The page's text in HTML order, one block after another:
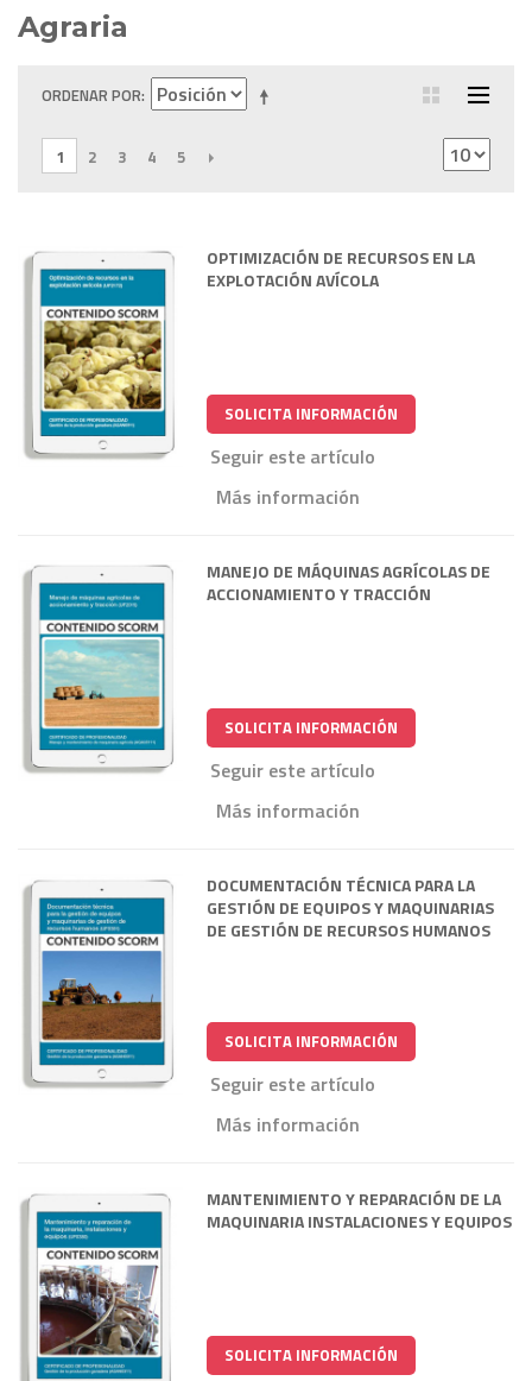
Agraria
ORDENAR POR
1 2 3 4 5 SIGUIENTE
OPTIMIZACIÓN DE RECURSOS EN LA
EXPLOTACIÓN AVÍCOLA
SOLICITA INFORMACIÓN
Seguir este artículo
Más información
MANEJO DE MÁQUINAS AGRÍCOLAS DE
ACCIONAMIENTO Y TRACCIÓN
SOLICITA INFORMACIÓN
Seguir este artículo
Más información
DOCUMENTACIÓN TÉCNICA PARA LA
GESTIÓN DE EQUIPOS Y MAQUINARIAS
DE GESTIÓN DE RECURSOS HUMANOS
SOLICITA INFORMACIÓN
Seguir este artículo
Más información
MANTENIMIENTO Y REPARACIÓN DE LA
MAQUINARIA INSTALACIONES Y EQUIPOS
SOLICITA INFORMACIÓN